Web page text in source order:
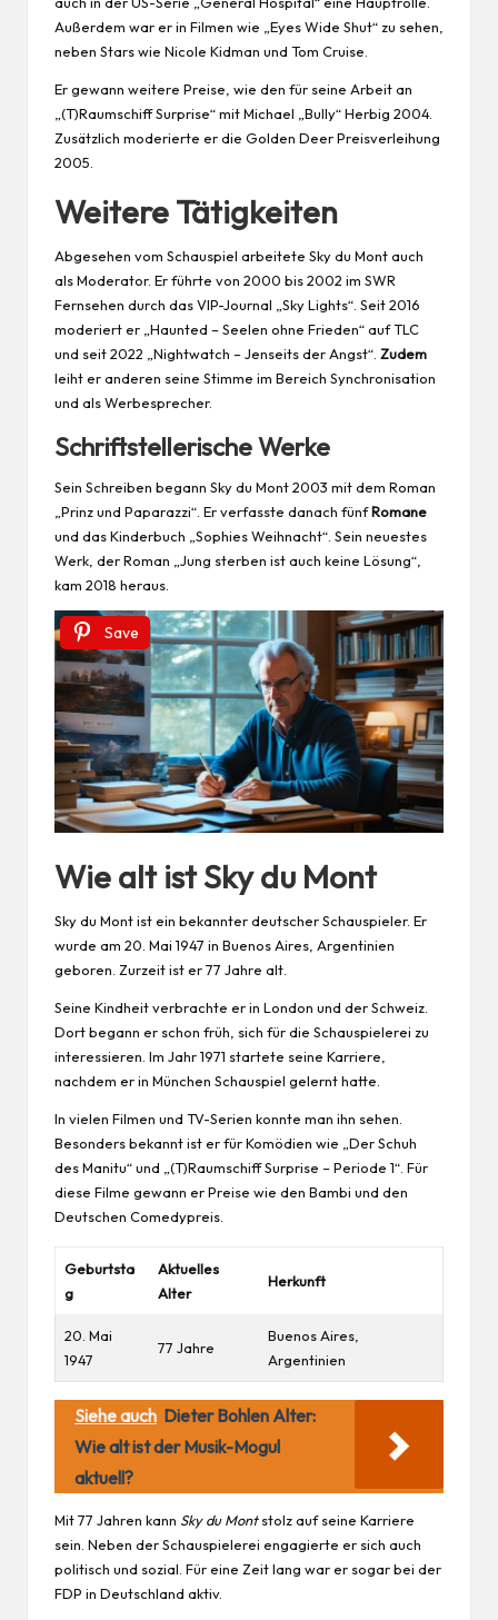
Außerdem war er in Filmen wie „Eyes Wide Shut“ zu sehen,
neben Stars wie Nicole Kidman und Tom Cruise.
Er gewann weitere Preise, wie den für seine Arbeitan
„(T)Raumschiff Surprise“ mit Michael „Bully“ Herbig 2004.
Zusätzlich moderierte er die Golden Deer Preisverleihung
2005.
Weitere Tätigkeiten
Abgesehen vom Schauspiel arbeitete Sky du Mont auch
als Moderator. Er führte von 2000 bis 2002 im SWR
Fernsehen durch das VIP-Journal „Sky Lights“. Seit 2016
moderiert er „Haunted – Seelen ohne Frieden“ auf TLC
und seit 2022 „Nightwatch – Jenseits der Angst“. Zudem
leiht er anderen seine Stimme im Bereich Synchronisation
und als Werbesprecher.
Schriftstellerische Werke
Sein Schreiben begann Sky du Mont 2003 mit dem Roman
„Prinz und Paparazzi“. Er verfasste danach fünfRomane
und das Kinderbuch „Sophies Weihnacht“. Sein neuestes
Werk, der Roman „Jung sterben ist auch keine Lösung“,
kam 2018 heraus.
Save
Wie alt ist Sky du Mont
Sky du Mont ist ein bekannter deutscher Schauspieler. Er
wurde am 20. Mai 1947 in Buenos Aires, Argentinien
geboren. Zurzeit ist er 77 Jahre alt.
Seine Kindheit verbrachte er in London und der Schweiz.
Dort begann er schon früh, sich für die Schauspielerei zu
interessieren. Im Jahr 1971 startete seine Karriere,
nachdem er in München Schauspiel gelernt hatte.
In vielen Filmen und TV-Serien konnte man ihn sehen.
Besonders bekannt ist er für Komödien wie „Der Schuh
des Manitu“ und „(T)Raumschiff Surprise – Periode 1“. Für
diese Filme gewann er Preise wie den Bambi und den
Deutschen Comedypreis.
Geburtsta
g
Aktuelles
Alter
Herkunft
20. Mai
1947
77 Jahre
Buenos Aires,
Argentinien
Siehe auch Dieter Bohlen Alter:
Wie alt ist der Musik-Mogul
aktuell?
Mit 77 Jahren kann Sky du Montstolz auf seine Karriere
sein. Neben der Schauspielerei engagierte er sich auch
politisch und sozial. Für eine Zeit lang war er sogar bei der
FDP in Deutschland aktiv.